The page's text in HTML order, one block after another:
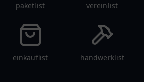
paketlist vereinlist
einkauflist handwerklist